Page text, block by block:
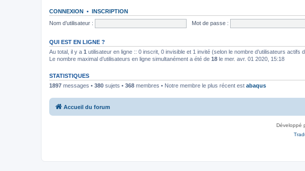
CONNEXION • INSCRIPTION
Nom d’utilisateur :
Mot de passe :
QUI EST EN LIGNE ?
Au total, il y a 1 utilisateur en ligne :: 0 inscrit, 0 invisible et 1 invité (selon le nombre d’utilisateurs actifs
Le nombre maximal d’utilisateurs en ligne simultanément a été de 18 le mer. avr. 01 2020, 15:18
STATISTIQUES
1897 messages • 380 sujets • 368 membres • Notre membre le plus récent est abaqus
Accueil du forum
Développé